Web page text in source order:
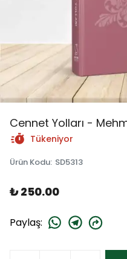
Cennet Yolları -
Tükeniyor
Ürün Kodu: SD5313
₺ 250.00
Paylaş: